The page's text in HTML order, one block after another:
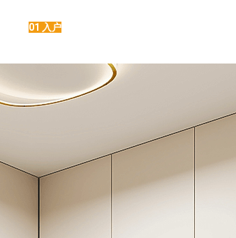
01 入户